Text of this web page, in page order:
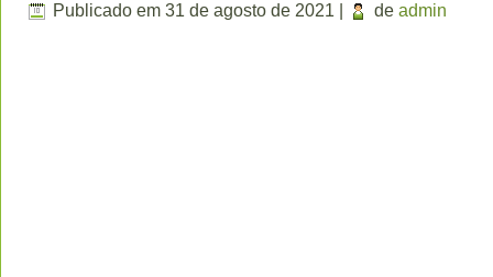
Publicado em 31 de agosto de 2021 de admin